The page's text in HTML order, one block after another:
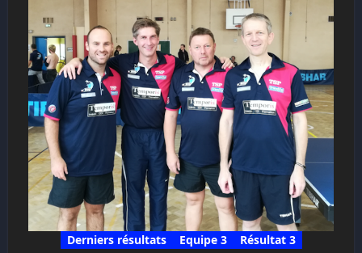
Derniers résultats Equipe 3 Résultat 3